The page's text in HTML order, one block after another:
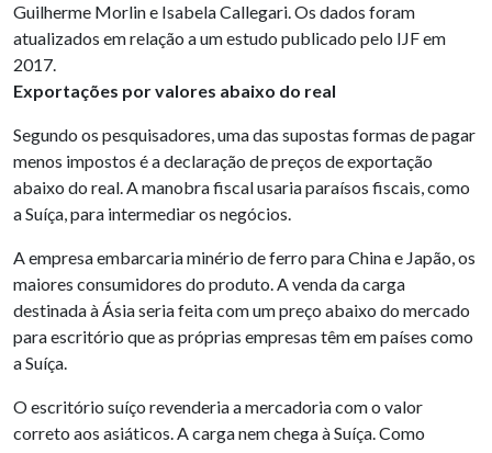
Guilherme Morlin e Isabela Callegari. Os dados foram
atualizados em relação a um estudo publicado pelo IJF em
2017.
Exportações por valores abaixo do real
Segundo os pesquisadores, uma das supostas formas de pagar
menos impostos é a declaração de preços de exportação
abaixo do real. A manobra fiscal usaria paraísos fiscais, como
a Suíça, para intermediar os negócios.
A empresa embarcaria minério de ferro para China e Japão, os
maiores consumidores do produto. A venda da carga
destinada à Ásia seria feita com um preço abaixo do mercado
para escritório que as próprias empresas têm em países como
a Suíça.
O escritório suíço revenderia a mercadoria com o valor
correto aos asiáticos. A carga nem chega à Suíça. Como